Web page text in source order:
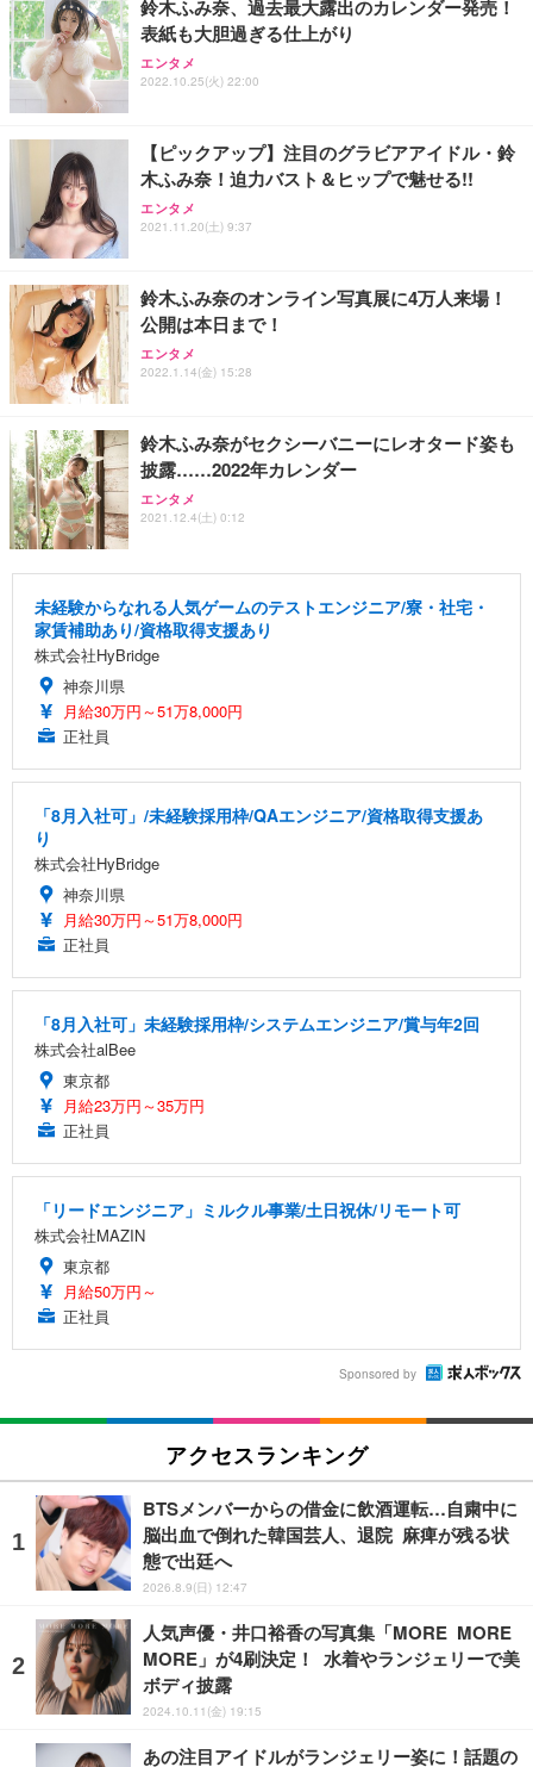
鈴木ふみ奈、過去最大露出のカレンダー発売！
表紙も大胆過ぎる仕上がり
エンタメ
2022.10.25(火) 22:00
【ピックアップ】注目のグラビアアイドル・鈴
木ふみ奈！迫力バスト＆ヒップで魅せる!!
エンタメ
2021.11.20(土) 9:37
鈴木ふみ奈のオンライン写真展に4万人来場！
公開は本日まで！
エンタメ
2022.1.14(金) 15:28
鈴木ふみ奈がセクシーバニーにレオタード姿も
披露……2022年カレンダー
エンタメ
2021.12.4(土) 0:12
未経験からなれる人気ゲームのテストエンジニア/寮・社宅・
家賃補助あり/資格取得支援あり
株式会社HyBridge
神奈川県
月給30万円～51万8,000円
正社員
「8月入社可」/未経験採用枠/QAエンジニア/資格取得支援あ
り
株式会社HyBridge
神奈川県
月給30万円～51万8,000円
正社員
「8月入社可」未経験採用枠/システムエンジニア/賞与年2回
株式会社alBee
東京都
月給23万円～35万円
正社員
「リードエンジニア」ミルクル事業/土日祝休/リモート可
株式会社MAZIN
東京都
月給50万円～
正社員
Sponsored by
アクセスランキング
BTSメンバーからの借金に飲酒運転…自粛中に
脳出血で倒れた韓国芸人、退院 麻痺が残る状
態で出廷へ
2026.8.9(日) 12:47
人気声優・井口裕香の写真集「MORE MORE
MORE」が4刷決定！ 水着やランジェリーで美
ボディ披露
2024.10.11(金) 19:15
あの注目アイドルがランジェリー姿に！話題の